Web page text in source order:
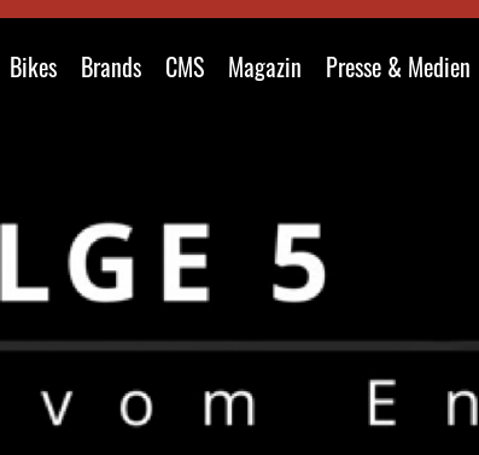
Bikes Brands CMS Magazin Presse & Medien